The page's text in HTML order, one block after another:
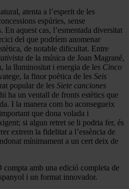
atenta a l’esperit de les
espúries, sense
aquest cas, l’esmentada diversitat
del que podríem anomenar
de notable dificultat. Entre
de la música de Joan Magrané,
la lluminositat i energia de les Cinco
la finor poètica de les Seis
popular de les Siete canciones
ha un ventall de fronts estètics que
I la manera com ho aconsegueix
que dona volada i
si algun retret se li podria fer, és
extrem la fidelitat a l’essència de
mínimament a un cert deix de
amb una edició completa de
i un format innovador.